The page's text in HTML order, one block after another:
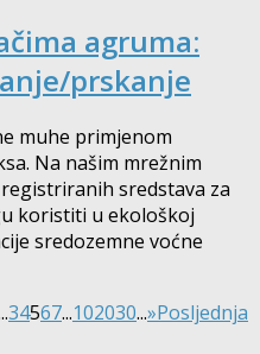
agruma:
prskanje
muhe primjenom
Na našim mrežnim
sredstava za
koristiti u ekološkoj
sredozemne voćne
34567...102030...»Posljednja